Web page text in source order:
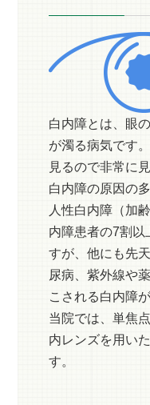
白内障とは、眼
が濁る病気です
見るので非常に
白内障の原因の
人性白内障（加
内障患者の7割以
すが、他にも先
尿病、紫外線や
こされる白内障
当院では、単焦
内レンズを用い
す。